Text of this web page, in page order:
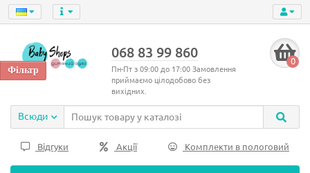
068 83 99 860
Пн-Пт з 09:00 до 17:00 Замовлення
приймаємо цілодобово без
вихідних.
0
Всюди
Відгуки Акції Комплекти в пологовий